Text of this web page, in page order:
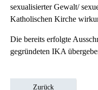
sexualisierter Gewalt/
Katholischen Kirche
Die bereits erfolgte
gegründeten IKA
Zurück